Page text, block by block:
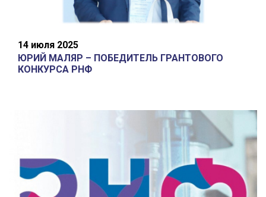
14 июля 2025
ЮРИЙ МАЛЯР – ПОБЕДИТЕЛЬ ГРАНТОВОГО
КОНКУРСА РНФ